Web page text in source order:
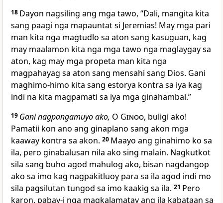
18 Dayon nagsiling ang mga tawo, “Dali, mangita kita
sang paagi nga mapauntat si Jeremias! May mga pari
man kita nga magtudlo sa aton sang kasuguan, kag
may maalamon kita nga mga tawo nga maglaygay sa
aton, kag may mga propeta man kita nga
magpahayag sa aton sang mensahi sang Dios. Gani
maghimo-himo kita sang estorya kontra sa iya kag
indi na kita magpamati sa iya mga ginahambal.”
19 Gani nagpangamuyo ako, O Ginoo, buligi ako!
Pamatii kon ano ang ginaplano sang akon mga
kaaway kontra sa akon. 20 Maayo ang ginahimo ko sa
ila, pero ginabalusan nila ako sing malain. Nagkutkot
sila sang buho agod mahulog ako, bisan nagdangop
ako sa imo kag nagpakitluoy para sa ila agod indi mo
sila pagsilutan tungod sa imo kaakig sa ila. 21 Pero
karon, pabay-i nga magkalamatay ang ila kabataan sa